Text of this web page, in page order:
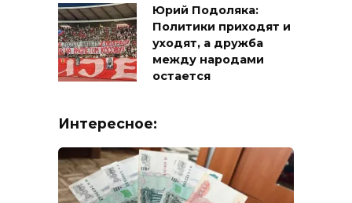
Юрий Подоляка:
Политики приходят и
уходят, а дружба
между народами
остается
Интересное: